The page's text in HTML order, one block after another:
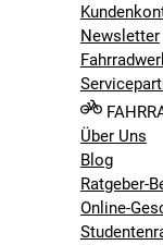
Newsletter
Über Uns
Blog
Ratgeber-
Online-